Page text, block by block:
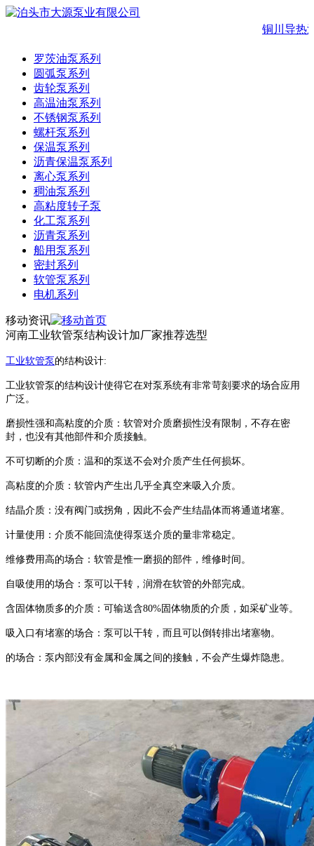
铜川导热
罗茨油泵系列
圆弧泵系列
齿轮泵系列
高温油泵系列
不锈钢泵系列
螺杆泵系列
保温泵系列
沥青保温泵系列
离心泵系列
稠油泵系列
高粘度转子泵
化工泵系列
沥青泵系列
船用泵系列
密封系列
软管泵系列
电机系列
移动资讯
河南工业软管泵结构设计加厂家推荐选型
工业软管泵 的结构设计:
工业软管泵 的结构设计使得它在对泵系统有非常苛刻要求的场合应用
广泛。
磨损性强和高粘度的介质：软管对介质磨损性没有限制，不存在密
封，也没有其他部件和介质接触。
不可切断的介质：温和的泵送不会对介质产生任何损坏。
高粘度的介质：软管内产生出几乎全真空来吸入介质。
结晶介质：没有阀门或拐角，因此不会产生结晶体而将通道堵塞。
计量使用：介质不能回流使得泵送介质的量非常稳定。
维修费用高的场合：软管是惟一磨损的部件，维修时间。
自吸使用的场合：泵可以干转，润滑在软管的外部完成。
含固体物质多的介质：可输送含80%固体物质的介质，如采矿业等。
吸入口有堵塞的场合：泵可以干转，而且可以倒转排出堵塞物。
的场合：泵内部没有金属和金属之间的接触，不会产生爆炸隐患。